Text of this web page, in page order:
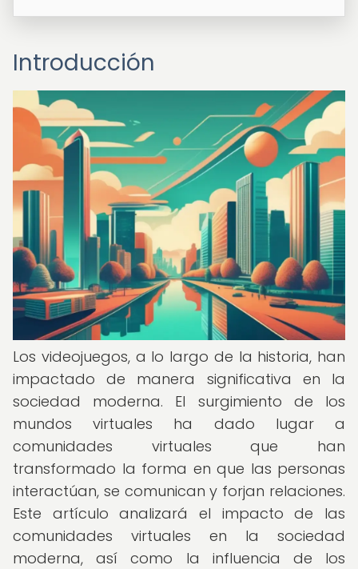
Introducción
Los videojuegos, a lo largo de la historia, han
impactado de manera significativa en la
sociedad moderna. El surgimiento de los
mundos virtuales ha dado lugar a
comunidades virtuales que han
transformado la forma en que las personas
interactúan, se comunican y forjan relaciones.
Este artículo analizará el impacto de las
comunidades virtuales en la sociedad
moderna, así como la influencia de los